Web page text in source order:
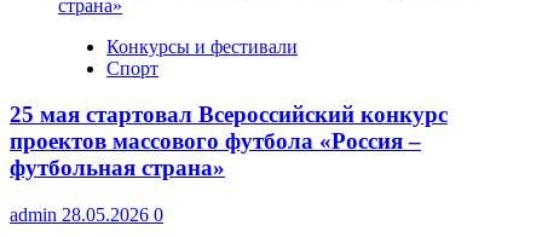
Конкурсы и фестивали
Спорт
25 мая стартовал Всероссийский конкурс
проектов массового футбола «Россия –
футбольная страна»
admin 28.05.2026 0